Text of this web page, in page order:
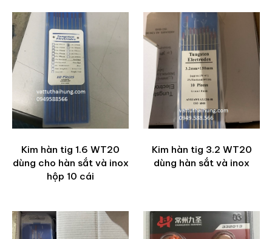
Kim hàn tig 1.6 WT20
dùng cho hàn sắt và inox
hộp 10 cái
Kim hàn tig 3.2 WT20
dùng hàn sắt và inox